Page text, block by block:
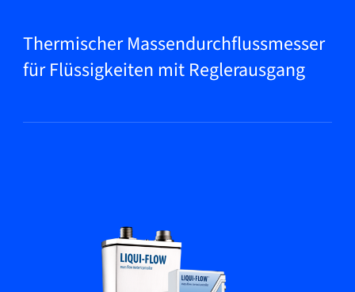
Märkte
Bronkhorst
Thermischer Massendurchflussmesser
für Flüssigkeiten mit Reglerausgang